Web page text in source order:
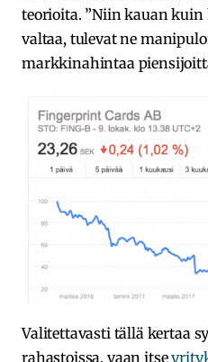
teorioita. ”Niin kauan kuin
valtaa, tulevat ne
markkinahintaa
Valitettavasti tällä kertaa
rahastoissa, vaan itse